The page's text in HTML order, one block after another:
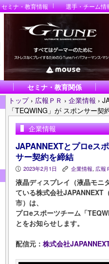
セミナ・教育情報 選手・チーム情
セミナ・教育関係
トップ › 広報ＰＲ › 企業情報 ›
「TEQWING」が スポンサー契
企業情報
JAPANNEXTとプロeス
サー契約を締結
P 2023年2月1日 K 企業情報, 広報
液晶ディスプレイ（液晶モニ
ている株式会社JAPANNEXT
市）は、
プロeスポーツチーム「
とをお知らせします。
配信元： 株式会社